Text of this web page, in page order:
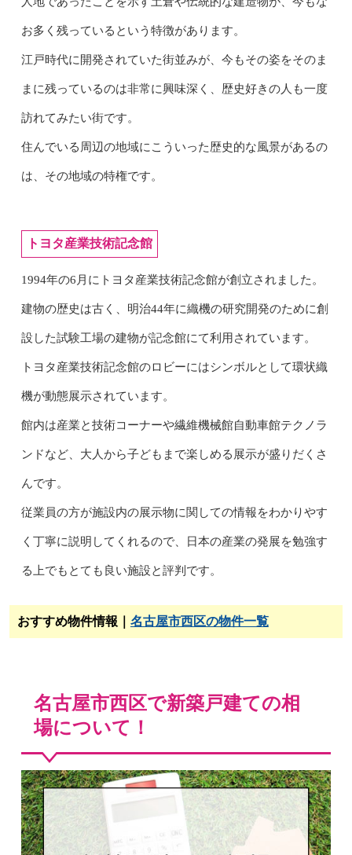
お多く残っているという特徴があります。
江戸時代に開発されていた街並みが、今もその姿をそのま
まに残っているのは非常に興味深く、歴史好きの人も一度
訪れてみたい街です。
住んでいる周辺の地域にこういった歴史的な風景があるの
は、その地域の特権です。
トヨタ産業技術記念館
1994年の6月にトヨタ産業技術記念館が創立されました。
建物の歴史は古く、明治44年に織機の研究開発のために創
設した試験工場の建物が記念館にて利用されています。
トヨタ産業技術記念館のロビーにはシンボルとして環状織
機が動態展示されています。
館内は産業と技術コーナーや繊維機械館自動車館テクノラ
ンドなど、大人から子どもまで楽しめる展示が盛りだくさ
んです。
従業員の方が施設内の展示物に関しての情報をわかりやす
く丁寧に説明してくれるので、日本の産業の発展を勉強す
る上でもとても良い施設と評判です。
おすすめ物件情報｜ 名古屋市西区の物件一覧
名古屋市西区で新築戸建ての相
場について！